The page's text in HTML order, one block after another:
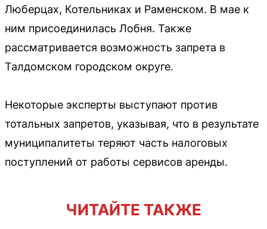
Люберцах, Котельниках и Раменском. В мае к
ним присоединилась Лобня. Также
рассматривается возможность запрета в
Талдомском городском округе.
Некоторые эксперты выступают против
тотальных запретов, указывая, что в результате
муниципалитеты теряют часть налоговых
поступлений от работы сервисов аренды.
ЧИТАЙТЕ ТАКЖЕ